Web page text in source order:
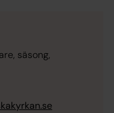
säsong,